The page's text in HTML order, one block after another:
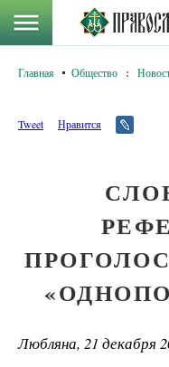
Главная Общество :
Tweet Нравится
Любляна, 21 декабря